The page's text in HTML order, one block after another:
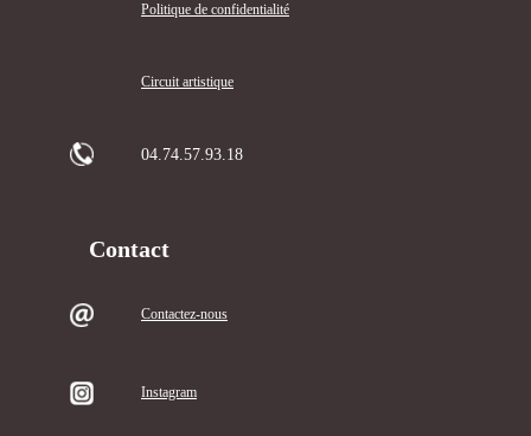
Politique de confidentialité
Circuit artistique
04.74.57.93.18
Contact
Contactez-nous
Instagram